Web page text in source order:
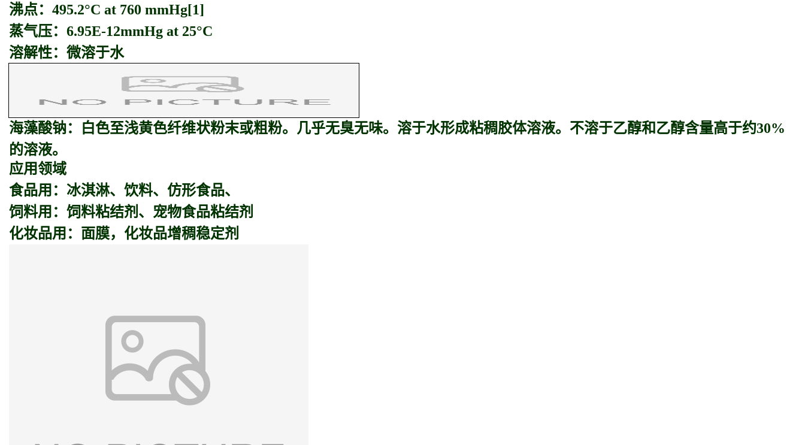
沸点：495.2°C at 760 mmHg[1]
蒸气压：6.95E-12mmHg at 25°C
溶解性：微溶于水
海藻酸钠：
白色至浅黄色纤维状粉末或粗粉。几乎无臭无味。溶于水形成粘稠胶体溶液。不溶于乙醇和乙醇含量高于约30%
的溶液。
应用领域
食品用：冰淇淋、饮料、仿形食品、
饲料用：饲料粘结剂、宠物食品粘结剂
化妆品用：面膜，化妆品增稠稳定剂